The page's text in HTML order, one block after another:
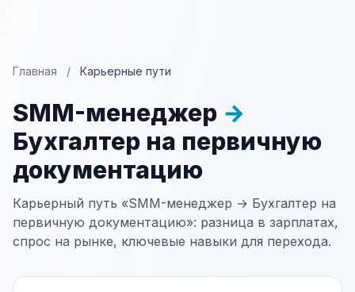
Главная / Карьерные пути
SMM-менеджер →
Бухгалтер на первичную
документацию
Карьерный путь «SMM-менеджер → Бухгалтер на
первичную документацию»: разница в зарплатах,
спрос на рынке, ключевые навыки для перехода.